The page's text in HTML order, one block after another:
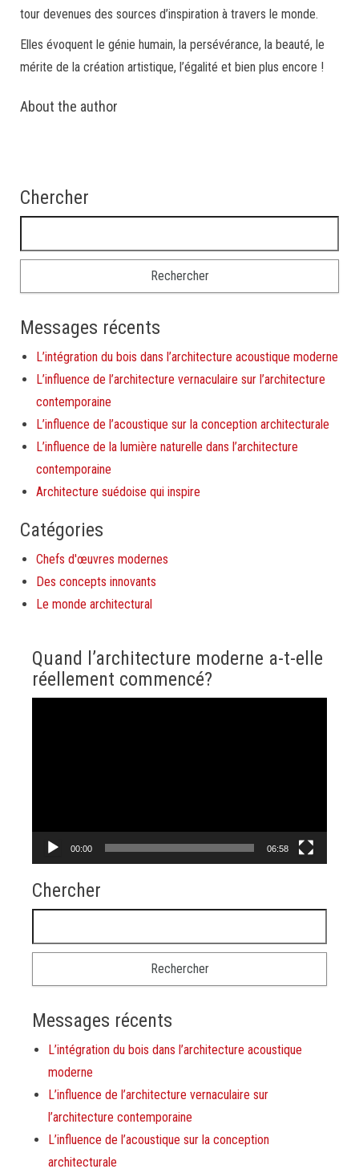
tour devenues des sources d’inspiration à travers le monde.
Elles évoquent le génie humain, la persévérance, la beauté, le
mérite de la création artistique, l’égalité et bien plus encore !
About the author
Chercher
Messages récents
L’intégration du bois dans l’architecture acoustique moderne
L’influence de l’architecture vernaculaire sur l’architecture
contemporaine
L’influence de l’acoustique sur la conception architecturale
L’influence de la lumière naturelle dans l’architecture
contemporaine
Architecture suédoise qui inspire
Catégories
Chefs d'œuvres modernes
Des concepts innovants
Le monde architectural
Quand l’architecture moderne a-t-elle
réellement commencé?
00:00 06:58
Chercher
Messages récents
L’intégration du bois dans l’architecture acoustique
moderne
L’influence de l’architecture vernaculaire sur
l’architecture contemporaine
L’influence de l’acoustique sur la conception
architecturale